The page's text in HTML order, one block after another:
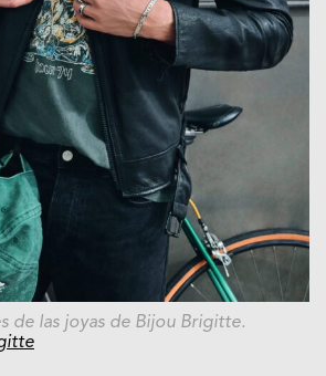
de las joyas de Bijou Brigitte.